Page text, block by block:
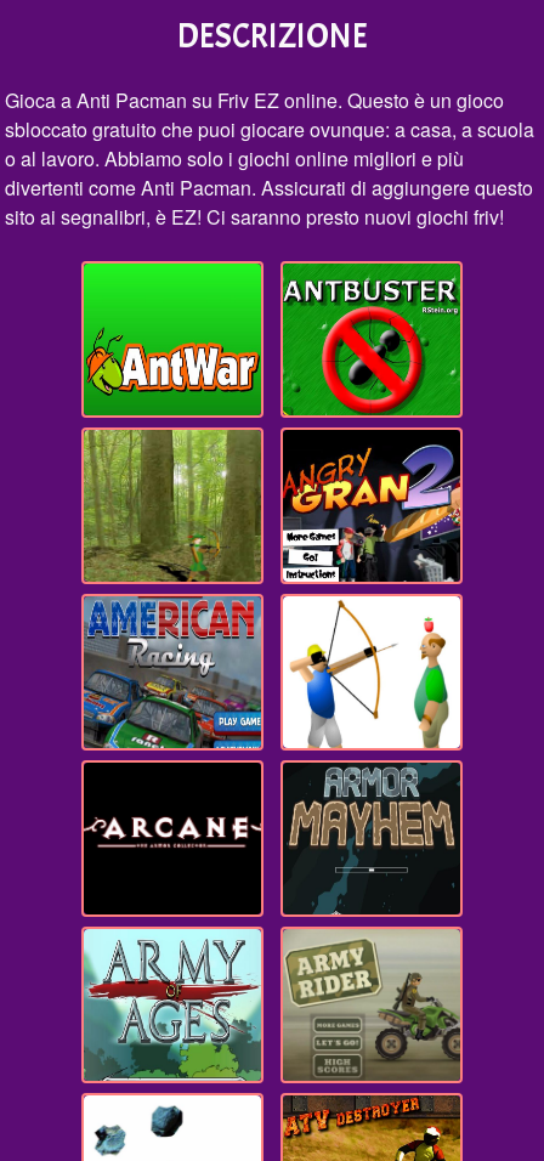
DESCRIZIONE
Gioca a Anti Pacman su Friv EZ online. Questo è un gioco
sbloccato gratuito che puoi giocare ovunque: a casa, a scuola
o al lavoro. Abbiamo solo i giochi online migliori e più
divertenti come Anti Pacman. Assicurati di aggiungere questo
sito ai segnalibri, è EZ! Ci saranno presto nuovi giochi friv!